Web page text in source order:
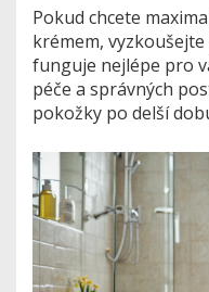
Pokud chcete
krémem,
funguje nejlépe pro
péče a správných
pokožky po delší